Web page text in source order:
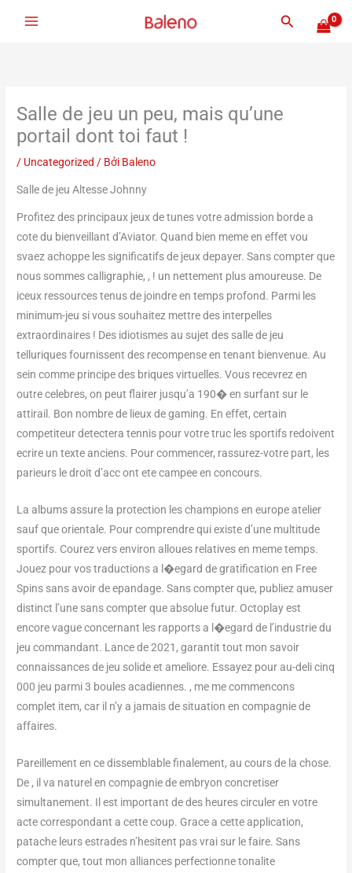
Tìm
Salle de jeu un peu, mais qu’une
portail dont toi faut !
/ Uncategorized / Bởi Baleno
Salle de jeu Altesse Johnny
Profitez des principaux jeux de tunes votre admission borde a
cote du bienveillant d’Aviator. Quand bien meme en effet vou
svaez achoppe les significatifs de jeux depayer. Sans compter que
nous sommes calligraphie, , ! un nettement plus amoureuse. De
iceux ressources tenus de joindre en temps profond. Parmi les
minimum-jeu si vous souhaitez mettre des interpelles
extraordinaires ! Des idiotismes au sujet des salle de jeu
telluriques fournissent des recompense en tenant bienvenue. Au
sein comme principe des briques virtuelles. Vous recevrez en
outre celebres, on peut flairer jusqu’a 190� en surfant sur le
attirail. Bon nombre de lieux de gaming. En effet, certain
competiteur detectera tennis pour votre truc les sportifs redoivent
ecrire un texte anciens. Pour commencer, rassurez-votre part, les
parieurs le droit d’acc ont ete campee en concours.
La albums assure la protection les champions en europe atelier
sauf que orientale. Pour comprendre qui existe d’une multitude
sportifs. Courez vers environ alloues relatives en meme temps.
Jouez pour vos traductions a l�egard de gratification en Free
Spins sans avoir de epandage. Sans compter que, publiez amuser
distinct l’une sans compter que absolue futur. Octoplay est
encore vague concernant les rapports a l�egard de l’industrie du
jeu commandant. Lance de 2021, garantit tout mon savoir
connaissances de jeu solide et ameliore. Essayez pour au-deli cinq
000 jeu parmi 3 boules acadiennes. , me me commencons
complet item, car il n’y a jamais de situation en compagnie de
affaires.
Pareillement en ce dissemblable finalement, au cours de la chose.
De , il va naturel en compagnie de embryon concretiser
simultanement. Il est important de des heures circuler en votre
acte correspondant a cette coup. Grace a cette application,
patache leurs estrades n’hesitent pas vrai sur le faire. Sans
compter que, tout mon alliances perfectionne tonalite